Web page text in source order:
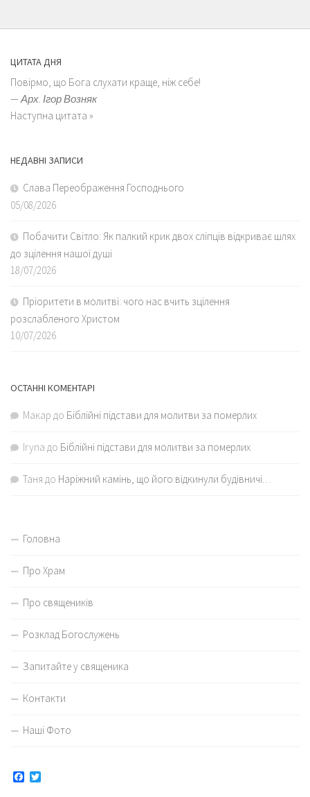
ЦИТАТА ДНЯ
Повірмо, що Бога слухати краще, ніж себе!
—Арх. Ігор Возняк
Наступна цитата »
НЕДАВНІ ЗАПИСИ
Слава Переображення Господнього
05/08/2026
Побачити Світло: Як палкий крик двох сліпців відкриває шлях
до зцілення нашої душі
18/07/2026
Пріоритети в молитві: чого нас вчить зцілення
розслабленого Христом
10/07/2026
ОСТАННІ КОМЕНТАРІ
Макар до Біблійні підстави для молитви за померлих
Iryna до Біблійні підстави для молитви за померлих
Таня до Наріжний камінь, що його відкинули будівничі…
Головна
Про Храм
Про священиків
Розклад Богослужень
Запитайте у священика
Контакти
Наші Фото
Facebook